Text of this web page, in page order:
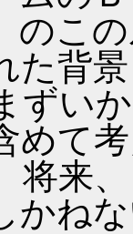
のこ
た背
ずい
て
将来
かね